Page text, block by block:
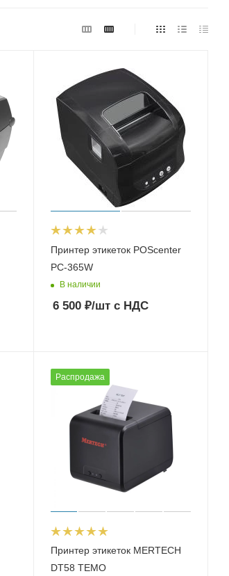
Принтер этикеток POScenter
PC-365W
В наличии
6 500₽/штс НДС
Распродажа
Принтер этикеток MERTECH
DT58 TEMO